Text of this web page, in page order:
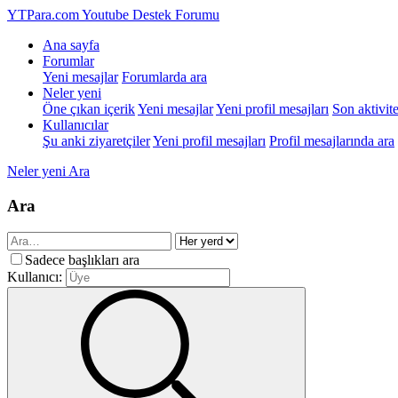
YTPara.comYoutube Destek Forumu
Ana sayfa
Forumlar
Yeni mesajlar Forumlarda ara
Neler yeni
Öne çıkan içerikYeni mesajlarYeni profil mesajları Son
Kullanıcılar
Şu anki ziyaretçilerYeni profil mesajları Profil mesajlarında ara
Neler yeni Ara
Ara
Sadece başlıkları ara
Kullanıcı: